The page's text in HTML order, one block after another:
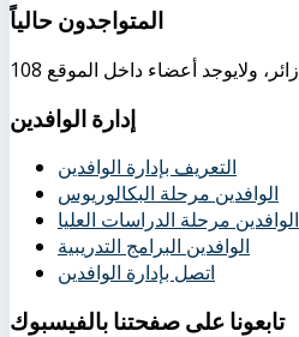
المتواجدون حالياً
108 زائر، ولايوجد أعضاء داخل الموقع
إدارة الوافدين
التعريف بإدارة الوافدين
الوافدين مرحلة البكالوريوس
الوافدين مرحلة الدراسات العليا
الوافدين البرامج التدريبية
اتصل بإدارة الوافدين
تابعونا على صفحتنا بالفيسبوك